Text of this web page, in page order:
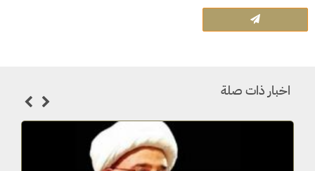
اخبار ذات صلة